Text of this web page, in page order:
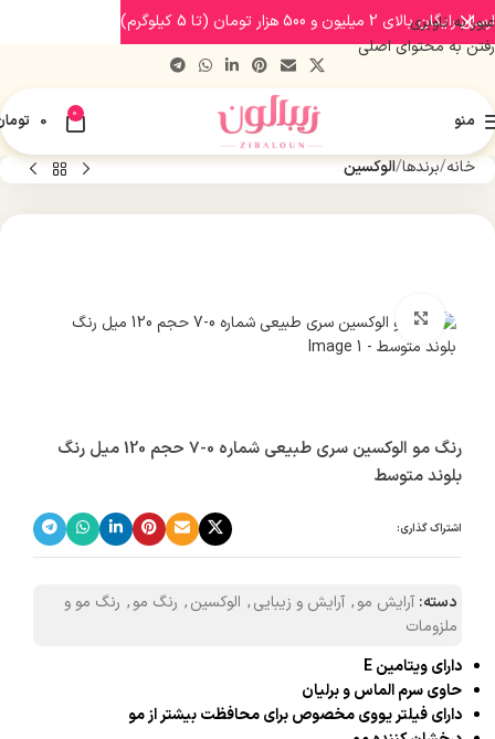
عبور به ناوبری
رفتن به محتوای اصلی
منو 0
0
خانه برندها الوکسین
بزرگنمایی تصویر
رنگ مو الوکسین سری طبیعی شماره 0-7 حجم 120 میل رنگ
بلوند متوسط
اشتراک گذاری:
دسته: آرایش مو, آرایش و زیبایی, الوکسین, رنگ مو, رنگ مو و
ملزومات
دارای ویتامین E
حاوی سرم الماس و برلیان
دارای فیلتر یووی مخصوص برای محافظت بیشتر از مو
ارسال رایگان بالای 2 میلیون و 500 هزار تومان (تا 5 کیلوگرم)